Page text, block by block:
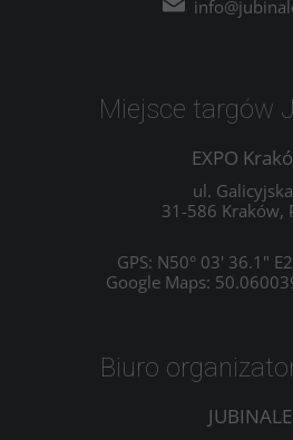
Biuro
JUBINALE
Miejsce targów
EXPO
ul.
31-586 Kraków,
GPS: N50° 03' 36.1"
Google Maps: